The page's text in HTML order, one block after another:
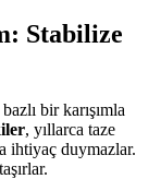
Stabilize
bir karışımla
, yıllarca taze
ihtiyaç duymazlar.